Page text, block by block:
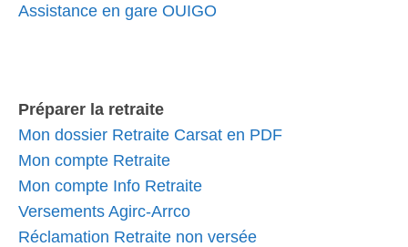
Assistance en gare OUIGO
Préparer la retraite
Mon dossier Retraite Carsat en PDF
Mon compte Retraite
Mon compte Info Retraite
Versements Agirc-Arrco
Réclamation Retraite non versée